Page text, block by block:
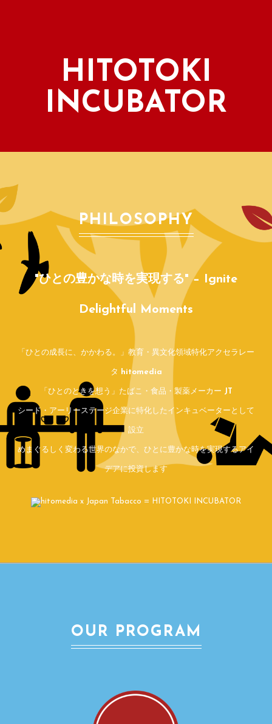
HITOTOKI
INCUBATOR
PHILOSOPHY
"ひとの豊かな時を実現する" − Ignite
Delightful Moments
「ひとの成長に、かかわる。」教育・異文化領域特化アクセラレー
タ hitomedia
「ひとのときを想う」たばこ・食品・製薬メーカー JT
シード・アーリーステージ企業に特化したインキュベーターとして
設立
めまぐるしく変わる世界のなかで、ひとに豊かな時を実現するアイ
デアに投資します
OUR PROGRAM